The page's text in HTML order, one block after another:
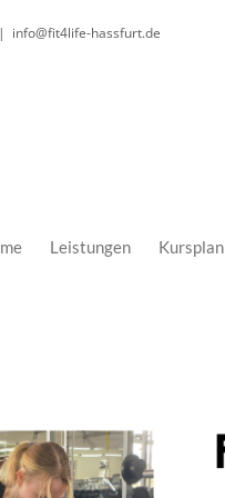
| info@fit4life-hassfurt.de
Leistungen Kursplan